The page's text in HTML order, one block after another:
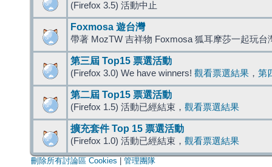
(Firefox 3.5) 活動中止
Foxmosa 遊台灣
帶著 MozTW 吉祥物 Foxmosa 狐耳摩莎一起玩台
第三屆 Top15 票選活動
(Firefox 3.0) We have winners! 觀看票選結果 ， 第
第二屆 Top15 票選活動
(Firefox 1.5) 活動已經結束， 觀看票選結果
擴充套件 Top 15 票選活動
(Firefox 1.0) 活動已經結束， 觀看票選結果
刪除所有討論區 Cookies 管理團隊